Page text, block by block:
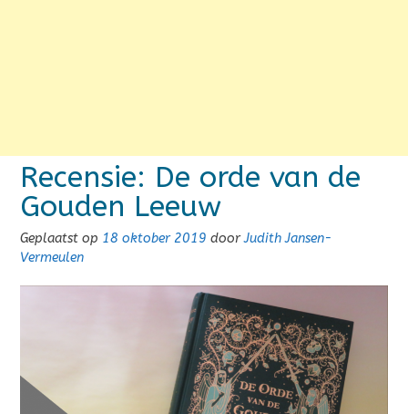
Recensie: De orde van de
Gouden Leeuw
Geplaatst op 18 oktober 2019 doorJudith Jansen-
Vermeulen